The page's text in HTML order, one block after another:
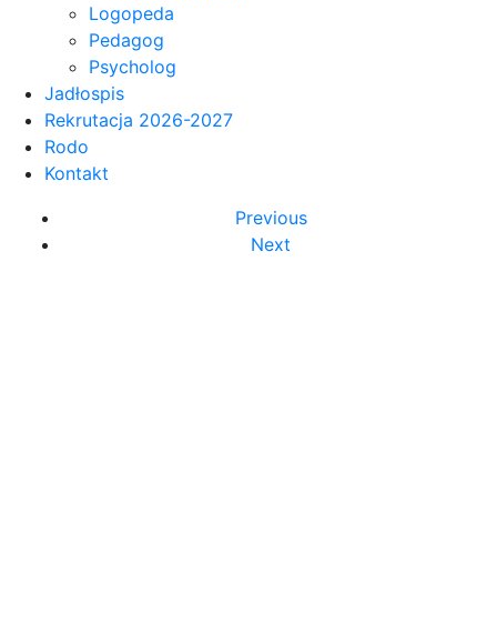
Logopeda
Pedagog
Psycholog
Jadłospis
Rekrutacja 2026-2027
Rodo
Kontakt
Previous
Next